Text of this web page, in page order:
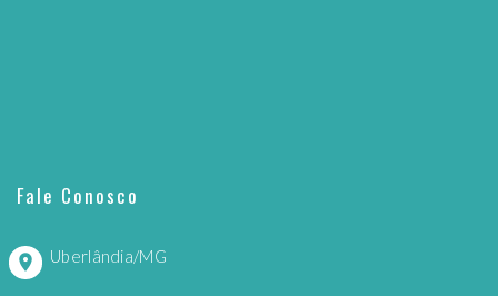
Fale Conosco
Uberlândia/MG